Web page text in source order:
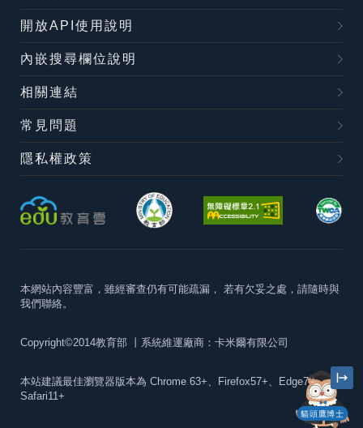
貓頭鷹博士
開放API使用說明
內嵌搜尋欄位說明
相關連結
常見問題
隱私權政策
本網站內容豐富，雖經審查仍有可能疏漏， 若有欠妥之處，請隨時與
我們聯絡。
Copyright©2014教育部 丨系統維運廠商：卡米爾有限公司
本站建議最佳瀏覽器版本為 Chrome 63+、Firefox57+、Edge79+及
Safari11+